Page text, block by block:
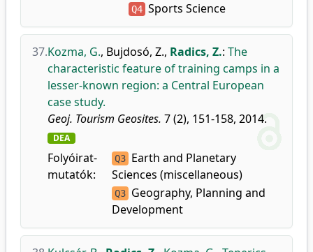
Q4 Sports Science
37.Kozma, G., Bujdosó, Z., Radics, Z.: The
characteristic feature of training camps in a
lesser-known region: a Central European
case study.
Geoj. Tourism Geosites. 7 (2), 151-158, 2014.
DEA
Folyóirat-
mutatók:
Q3 Earth and Planetary
Sciences (miscellaneous)
Q3 Geography, Planning and
Development